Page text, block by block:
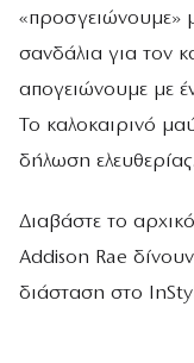
«προσγειώνουμε»
σανδάλια για τον
απογειώνουμε με
Το καλοκαιρινό
δήλωση
Διαβάστε το
Addison Rae
διάσταση στο